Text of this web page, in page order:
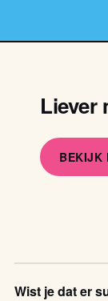
Liever
BEKIJK
Wist je dat er